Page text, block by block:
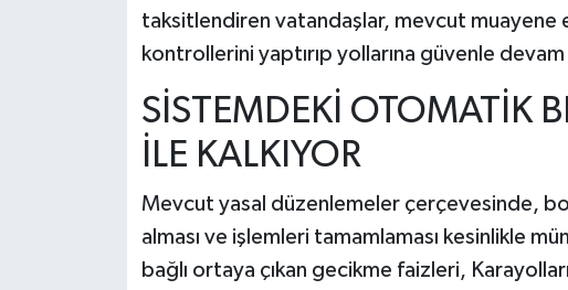
taksitlendiren vatandaşlar, mevcut muayene
kontrollerini yaptırıp yollarına güvenle
SİSTEMDEKİ OTOMATİK
İLE KALKIYOR
Mevcut yasal düzenlemeler çerçevesinde,
alması ve işlemleri tamamlaması kesinlikle
bağlı ortaya çıkan gecikme faizleri,